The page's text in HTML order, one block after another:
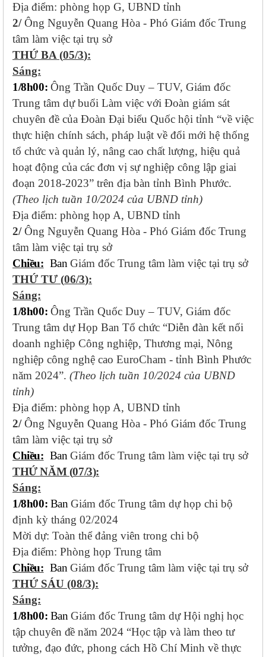
Địa điểm: phòng họp G, UBND tỉnh
2/Ông Nguyễn Quang Hòa - Phó Giám đốc Trung
tâm làm việc tại trụ sở
THỨ BA (05/3):
Sáng:
1/8h00: Ông Trần Quốc Duy – TUV, Giám đốc
Trung tâm dự buổi Làm việc với Đoàn giám sát
chuyên đề của Đoàn Đại biểu Quốc hội tỉnh “về việc
thực hiện chính sách, pháp luật về đổi mới hệ thống
tổ chức và quản lý, nâng cao chất lượng, hiệu quả
hoạt động của các đơn vị sự nghiệp công lập giai
đoạn 2018-2023” trên địa bàn tỉnh Bình Phước.
(Theo lịch tuần 10/2024 của UBND tỉnh)
Địa điểm: phòng họp A, UBND tỉnh
2/Ông Nguyễn Quang Hòa - Phó Giám đốc Trung
tâm làm việc tại trụ sở
Chiều: Ban Giám đốc Trung tâm làm việc tại trụ sở
THỨ TƯ (06/3):
Sáng:
1/8h00: Ông Trần Quốc Duy – TUV, Giám đốc
Trung tâm dự Họp Ban Tổ chức “Diễn đàn kết nối
doanh nghiệp Công nghiệp, Thương mại, Nông
nghiệp công nghệ cao EuroCham - tỉnh Bình Phước
năm 2024”. (Theo lịch tuần 10/2024 của UBND
tỉnh)
Địa điểm: phòng họp A, UBND tỉnh
2/Ông Nguyễn Quang Hòa - Phó Giám đốc Trung
tâm làm việc tại trụ sở
Chiều: Ban Giám đốc Trung tâm làm việc tại trụ sở
THỨNĂM(07/3):
Sáng:
1/8h00: Ban Giám đốc Trung tâm dự họp chi bộ
định kỳ tháng 02/2024
Mời dự: Toàn thể đảng viên trong chi bộ
Địa điểm: Phòng họp Trung tâm
Chiều: Ban Giám đốc Trung tâm làm việc tại trụ sở
THỨ SÁU (08/3):
Sáng:
1/8h00: Ban Giám đốc Trung tâm dựHội nghị học
tập chuyên đề năm 2024 “Học tập và làm theo tư
tưởng, đạo đức, phong cách Hồ Chí Minh về thực